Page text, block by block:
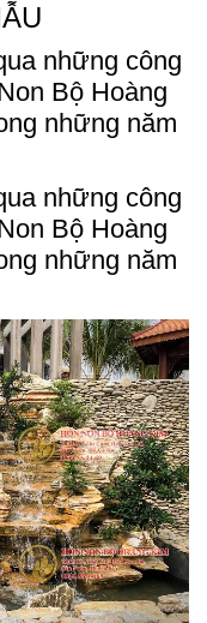
những công
Bộ Hoàng
những năm
những công
Bộ Hoàng
những năm